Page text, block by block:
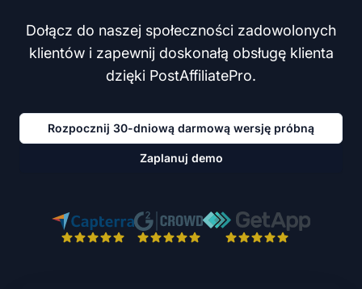
Dołącz do naszej społeczności zadowolonych
klientów i zapewnij doskonałą obsługę klienta
dzięki PostAffiliatePro.
Rozpocznij 30-dniową darmową wersję próbną
Zaplanuj demo